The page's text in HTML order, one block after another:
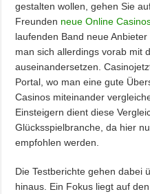
gestalten wollen, gehen Sie
Freunden neue Online
laufenden Band neue
man sich allerdings vorab mit
auseinandersetzen.
Portal, wo man eine gute
Casinos miteinander
Einsteigern dient diese
Glücksspielbranche, da hier
empfohlen werden.
Die Testberichte gehen dabei
hinaus. Ein Fokus liegt auf